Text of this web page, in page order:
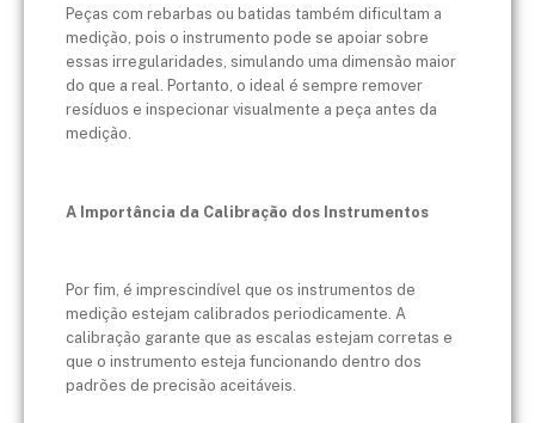
Peças com rebarbas ou batidas também dificultam a
medição, pois o instrumento pode se apoiar sobre
essas irregularidades, simulando uma dimensão maior
do que a real. Portanto, o ideal é sempre remover
resíduos e inspecionar visualmente a peça antes da
medição.
A Importância da Calibração dos Instrumentos
Por fim, é imprescindível que os instrumentos de
medição estejam calibrados periodicamente. A
calibração garante que as escalas estejam corretas e
que o instrumento esteja funcionando dentro dos
padrões de precisão aceitáveis.